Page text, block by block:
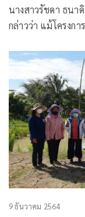
นางสาวรัชดา ธนา
กล่าวว่า แม้โครงก
9 ธันวาคม 2564